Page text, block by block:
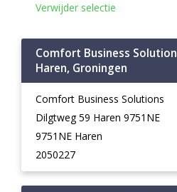
Verwijder selectie
Comfort Business
Haren, Groningen
Comfort Business Solutions
Dilgtweg 59 Haren 9751NE
9751NE Haren
2050227